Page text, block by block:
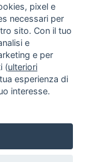
un
pixel e
necessari per
sito. Con il tuo
e
e per
(ulteriori
esperienza di
interesse.